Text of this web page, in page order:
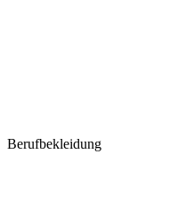
Berufbekleidung